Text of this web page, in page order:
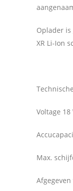
Oplader is
XR Li-Ion
Voltage 18
Max.